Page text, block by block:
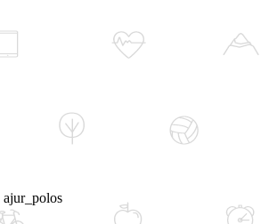
ajur_polos